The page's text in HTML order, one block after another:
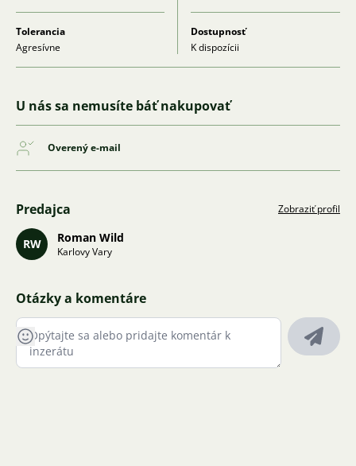
Tolerancia
Agresívne
Dostupnosť
K dispozícii
U nás sa nemusíte báť nakupovať
Overený e-mail
Predajca Zobraziť profil
RW Roman Wild
Karlovy Vary
Otázky a komentáre